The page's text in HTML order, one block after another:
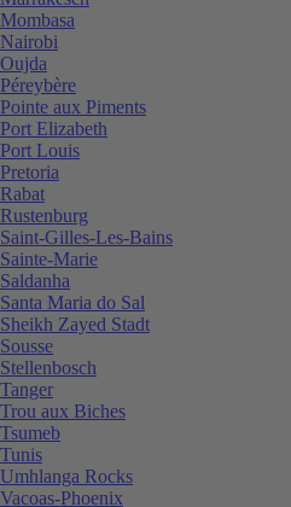
Mombasa
Nairobi
Oujda
Péreybère
Pointe aux Piments
Port Elizabeth
Port Louis
Pretoria
Rabat
Rustenburg
Saint-Gilles-Les-Bains
Sainte-Marie
Saldanha
Santa Maria do Sal
Sheikh Zayed Stadt
Sousse
Stellenbosch
Tanger
Trou aux Biches
Tsumeb
Tunis
Umhlanga Rocks
Vacoas-Phoenix